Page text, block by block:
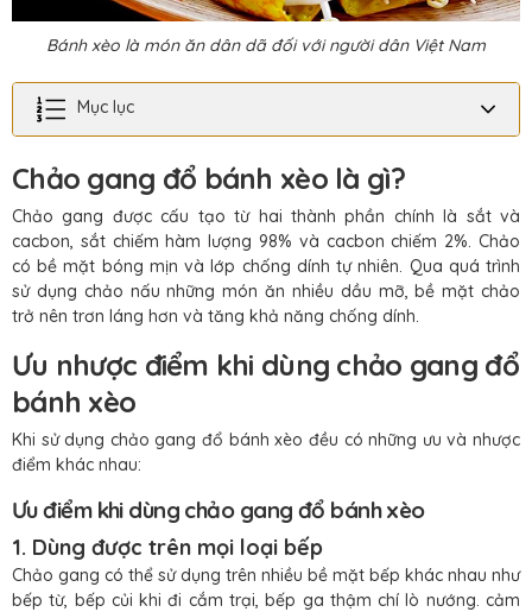
Bánh xèo là món ăn dân dã đối với người dân Việt Nam
Mục lục
Chảo gang đổ bánh xèo là gì?
Chảo gang được cấu tạo từ hai thành phần chính là sắt và
cacbon, sắt chiếm hàm lượng 98% và cacbon chiếm 2%. Chảo
có bề mặt bóng mịn và lớp chống dính tự nhiên. Qua quá trình
sử dụng chảo nấu những món ăn nhiều dầu mỡ, bề mặt chảo
trở nên trơn láng hơn và tăng khả năng chống dính.
Ưu nhược điểm khi dùng chảo gang đổ
bánh xèo
Khi sử dụng chảo gang đổ bánh xèo đều có những ưu và nhược
điểm khác nhau:
Ưu điểm khi dùng chảo gang đổ bánh xèo
1. Dùng được trên mọi loại bếp
Chảo gang có thể sử dụng trên nhiều bề mặt bếp khác nhau như
bếp từ, bếp củi khi đi cắm trại, bếp ga thậm chí lò nướng. cảm